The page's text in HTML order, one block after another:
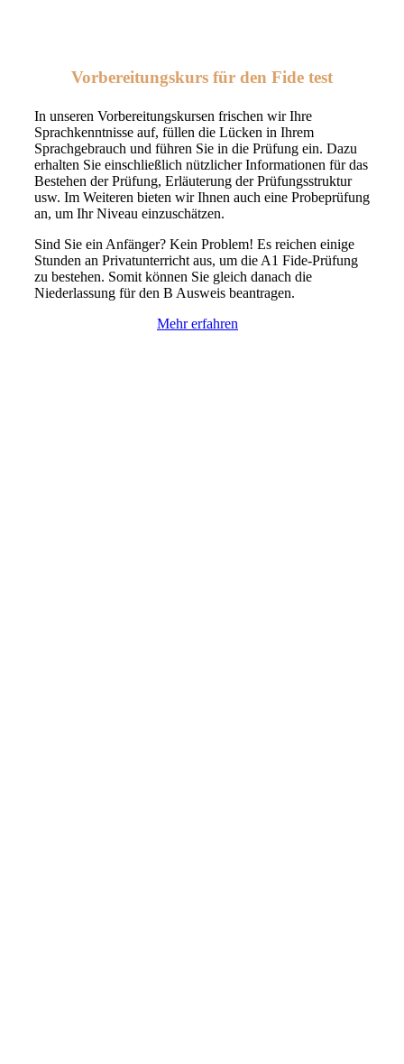
Vorbereitungskurs für den Fide test
In unseren Vorbereitungskursen frischen wir Ihre
Sprachkenntnisse auf, füllen die Lücken in Ihrem
Sprachgebrauch und führen Sie in die Prüfung ein. Dazu
erhalten Sie einschließlich nützlicher Informationen für das
Bestehen der Prüfung, Erläuterung der Prüfungsstruktur
usw. Im Weiteren bieten wir Ihnen auch eine Probeprüfung
an, um Ihr Niveau einzuschätzen.
Sind Sie ein Anfänger? Kein Problem! Es reichen einige
Stunden an Privatunterricht aus, um die A1 Fide-Prüfung
zu bestehen. Somit können Sie gleich danach die
Niederlassung für den B Ausweis beantragen.
Mehr erfahren